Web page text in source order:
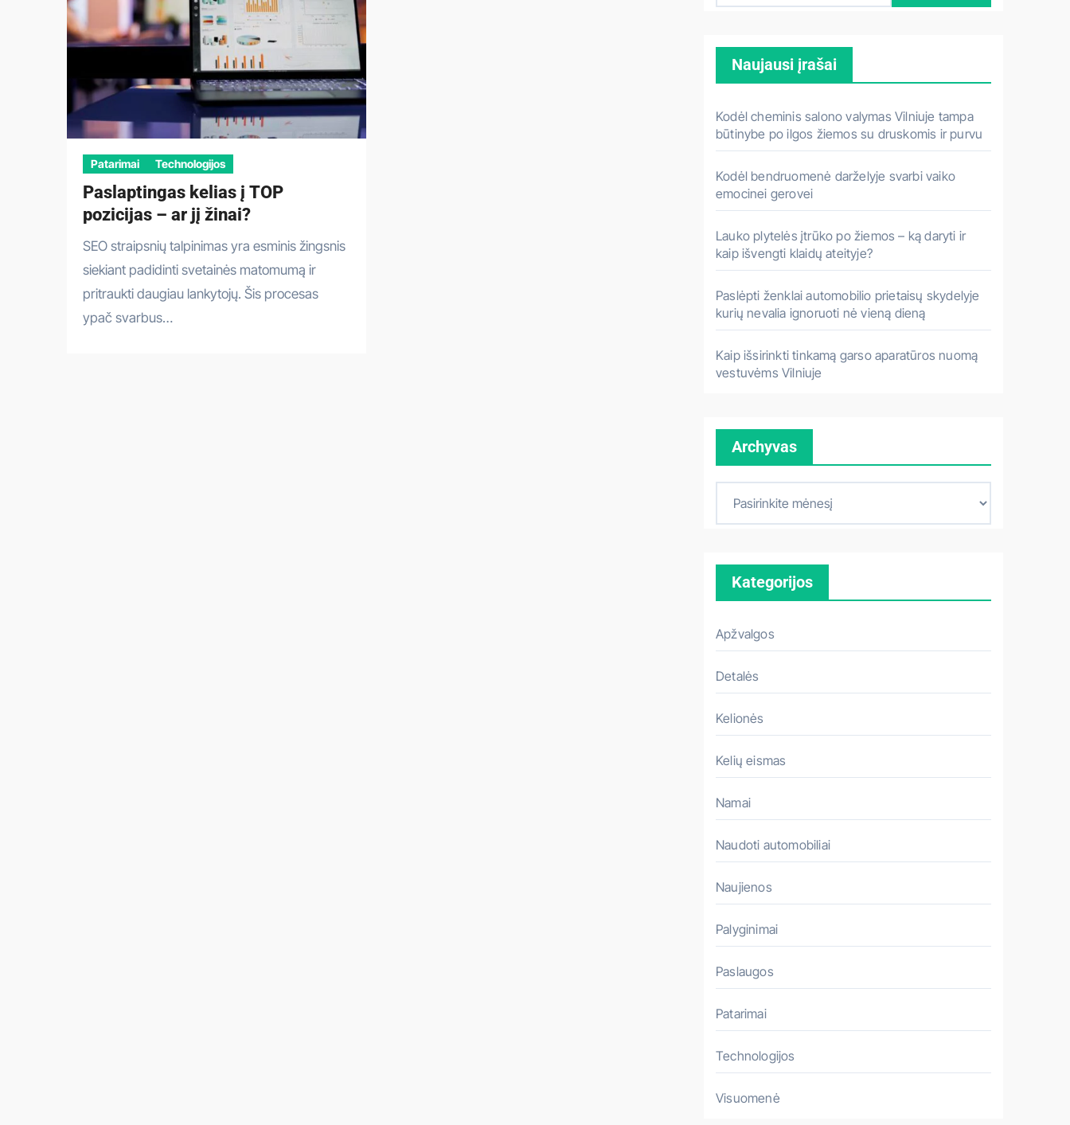
Patarimai Technologijos
Paslaptingas kelias į TOP
pozicijas – ar jį žinai?
SEO straipsnių talpinimas yra esminis žingsnis
siekiant padidinti svetainės matomumą ir
pritraukti daugiau lankytojų. Šis procesas
ypač svarbus…
t
i
:
Naujausi įrašai
Kodėl cheminis salono valymas Vilniuje tampa
būtinybe po ilgos žiemos su druskomis ir purvu
Kodėl bendruomenė darželyje svarbi vaiko
emocinei gerovei
Lauko plytelės įtrūko po žiemos – ką daryti ir
kaip išvengti klaidų ateityje?
Paslėpti ženklai automobilio prietaisų skydelyje
kurių nevalia ignoruoti nė vieną dieną
Kaip išsirinkti tinkamą garso aparatūros nuomą
vestuvėms Vilniuje
Archyvas
v
a
s
Kategorijos
Apžvalgos
Detalės
Kelionės
Kelių eismas
Namai
Naudoti automobiliai
Naujienos
Palyginimai
Paslaugos
Patarimai
Technologijos
Visuomenė